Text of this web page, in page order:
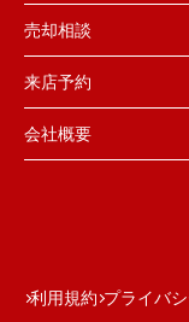
売却相談
来店予約
会社概要
利用規約 プライバ